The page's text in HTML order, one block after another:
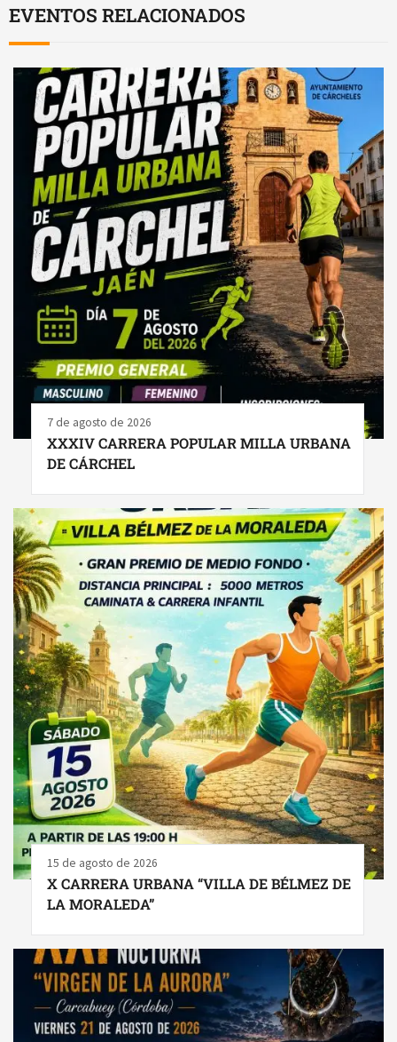
EVENTOS RELACIONADOS
7 de agosto de 2026
XXXIV CARRERA POPULAR MILLA URBANA
DE CÁRCHEL
15 de agosto de 2026
X CARRERA URBANA “VILLA DE BÉLMEZ DE
LA MORALEDA”